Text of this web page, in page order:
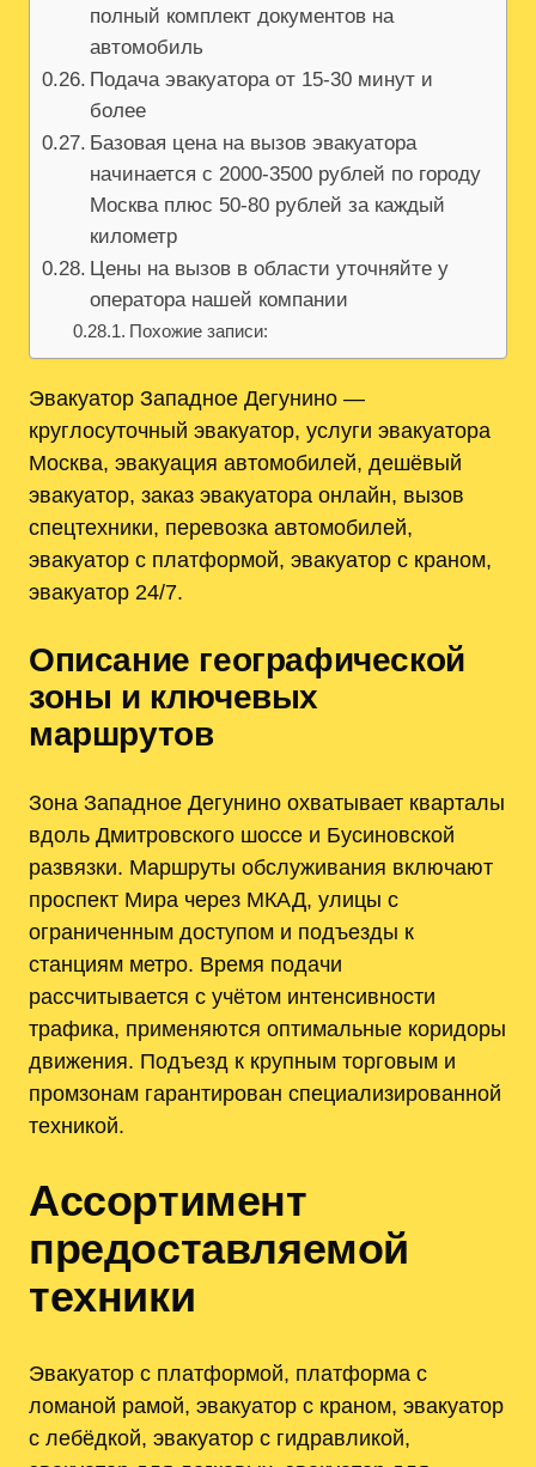
полный комплект документов на
автомобиль
Подача эвакуатора от 15-30 минут и
более
Базовая цена на вызов эвакуатора
начинается с 2000-3500 рублей по городу
Москва плюс 50-80 рублей за каждый
километр
Цены на вызов в области уточняйте у
оператора нашей компании
Похожие записи:
Эвакуатор Западное Дегунино —
круглосуточный эвакуатор, услуги эвакуатора
Москва, эвакуация автомобилей, дешёвый
эвакуатор, заказ эвакуатора онлайн, вызов
спецтехники, перевозка автомобилей,
эвакуатор с платформой, эвакуатор с краном,
эвакуатор 24/7.
Описание географической
зоны и ключевых
маршрутов
Зона Западное Дегунино охватывает кварталы
вдоль Дмитровского шоссе и Бусиновской
развязки. Маршруты обслуживания включают
проспект Мира через МКАД, улицы с
ограниченным доступом и подъезды к
станциям метро. Время подачи
рассчитывается с учётом интенсивности
трафика, применяются оптимальные коридоры
движения. Подъезд к крупным торговым и
промзонам гарантирован специализированной
техникой.
Ассортимент
предоставляемой
техники
Эвакуатор с платформой, платформа с
ломаной рамой, эвакуатор с краном, эвакуатор
с лебёдкой, эвакуатор с гидравликой,